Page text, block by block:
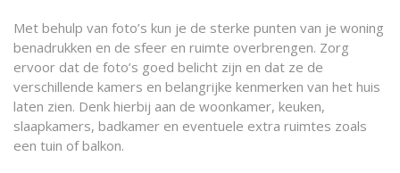
Met behulp van foto’s kun je de sterke punten van je woning
benadrukken en de sfeer en ruimte overbrengen. Zorg
ervoor dat de foto’s goed belicht zijn en dat ze de
verschillende kamers en belangrijke kenmerken van het huis
laten zien. Denk hierbij aan de woonkamer, keuken,
slaapkamers, badkamer en eventuele extra ruimtes zoals
een tuin of balkon.